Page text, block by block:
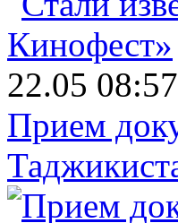
22.05 08:57
Прием